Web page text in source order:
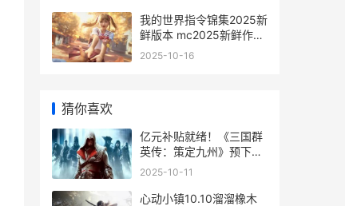
我的世界指令锦集2025新
鲜版本 mc2025新鲜作弊
指令集合 我的世界指令大
2025-10-16
猜你喜欢
亿元补贴就绪！《三国群
英传：策定九州》预下载
今天开始 获政府补助1亿
2025-10-11
心动小镇10.10溜溜橡木